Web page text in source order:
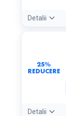
Detalii
25%
REDUCERE
Detalii